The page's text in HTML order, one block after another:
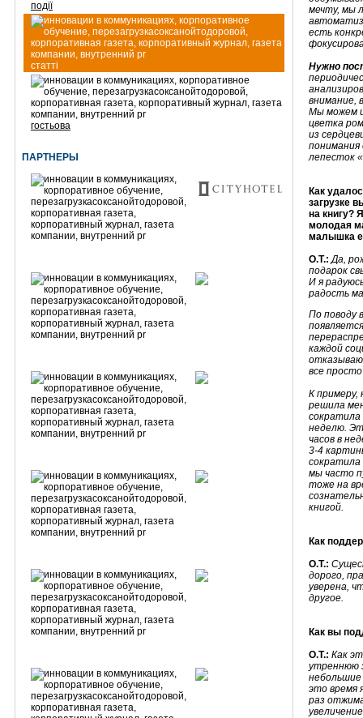
події
статті
гостьова
ПАРТНЕРЫ
мечту, мы
есть
Нужно
внимание,
Мы можем
цветка
из
понимания
лепесток
Как
загрузке
на книгу?
молодая
малышка
О.Т.: Да,
подарок
И я
радость
По поводу
каждой
все
К примеру,
решила
сократила
неделю.
часов в
3-4
сократила
мы часто
тоже на
книгой.
Как
О.Т.:
дорого,
уверена,
другое.
Как вы
О.Т.: Как
утреннюю
это время
раз